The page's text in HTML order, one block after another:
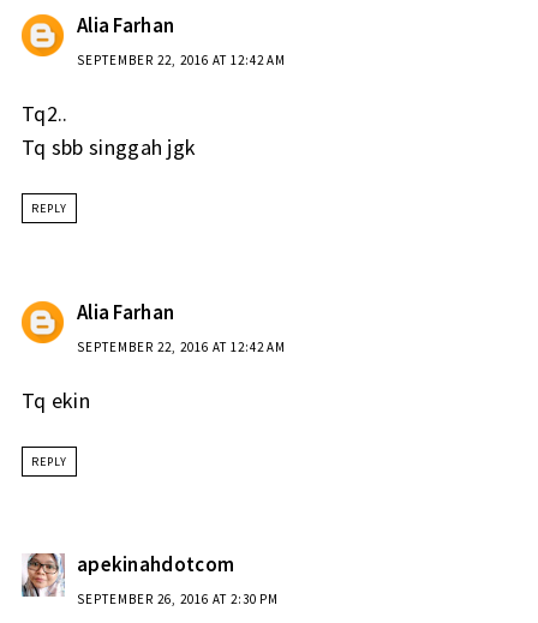
Alia Farhan
SEPTEMBER 22, 2016 AT 12:42 AM
Tq2..
Tq sbb singgah jgk
REPLY
Alia Farhan
SEPTEMBER 22, 2016 AT 12:42 AM
Tq ekin
REPLY
apekinahdotcom
SEPTEMBER 26, 2016 AT 2:30 PM